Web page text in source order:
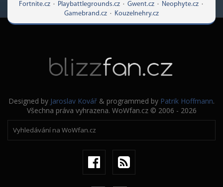
Fortnite.cz· Playbattlegrounds.cz· Gwent.cz· Neophyte.cz·
Gamebrand.cz · Kouzelnehry.cz
Designed by Jaroslav Kovář & programmed by Patrik Hoffmann.
Všechna práva vyhrazena. WoWfan.cz © 2006 - 2026